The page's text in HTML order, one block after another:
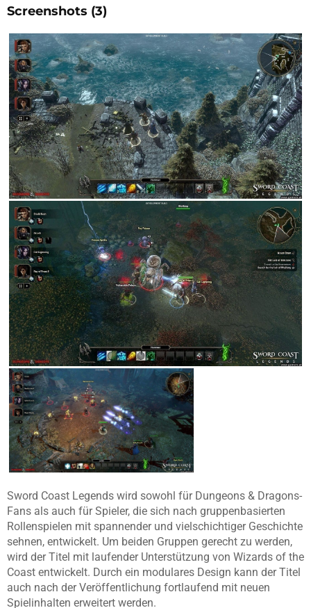
Screenshots (3)
Sword Coast Legends wird sowohl für Dungeons & Dragons-
Fans als auch für Spieler, die sich nach gruppenbasierten
Rollenspielen mit spannender und vielschichtiger Geschichte
sehnen, entwickelt. Um beiden Gruppen gerecht zu werden,
wird der Titel mit laufender Unterstützung von Wizards of the
Coast entwickelt. Durch ein modulares Design kann der Titel
auch nach der Veröffentlichung fortlaufend mit neuen
Spielinhalten erweitert werden.